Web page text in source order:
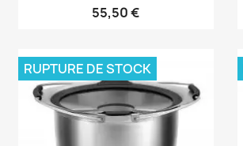
55,50 €
RUPTURE DE STOCK